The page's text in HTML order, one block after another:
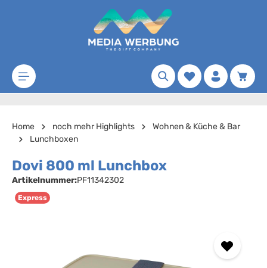
Zum Hauptinhalt springen
Merkzettel
Home noch mehr Highlights
Wohnen & Küche & Bar
Lunchboxen
Dovi 800 ml Lunchbox
Artikelnummer:PF11342302
Express